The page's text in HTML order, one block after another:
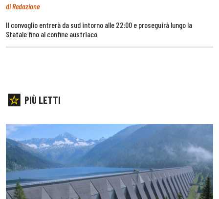
di Redazione
Il convoglio entrerà da sud intorno alle 22:00 e proseguirà lungo la
Statale fino al confine austriaco
PIÙ LETTI